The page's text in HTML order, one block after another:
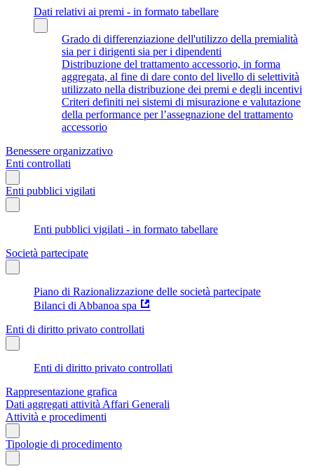
Dati relativi ai premi - in formato tabellare
Grado di differenziazione dell'utilizzo della premialità
sia per i dirigenti sia per i dipendenti
Distribuzione del trattamento accessorio, in forma
aggregata, al fine di dare conto del livello di selettività
utilizzato nella distribuzione dei premi e degli incentivi
Criteri definiti nei sistemi di misurazione e valutazione
della performance per l’assegnazione del trattamento
accessorio
Benessere organizzativo
Enti controllati
Enti pubblici vigilati
Enti pubblici vigilati - in formato tabellare
Società partecipate
Piano di Razionalizzazione delle società partecipate
Bilanci di Abbanoa spa
Enti di diritto privato controllati
Enti di diritto privato controllati
Rappresentazione grafica
Dati aggregati attività Affari Generali
Attività e procedimenti
Tipologie di procedimento